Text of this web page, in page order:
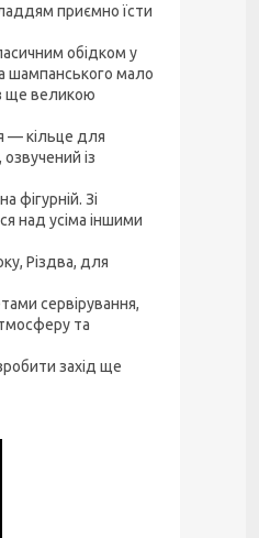
приємно їсти
обідком у
шампанського мало
ще великою
— кільце для
із
фігурній. Зі
над усіма іншими
Різдва, для
сервірування,
та
захід ще